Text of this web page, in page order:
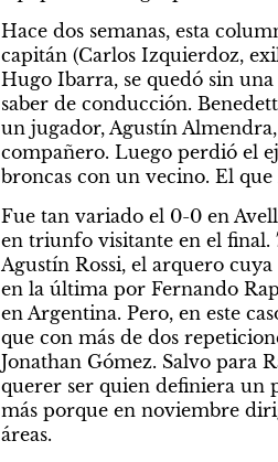
Hace dos semanas, esta
capitán (Carlos Izquierdoz,
Hugo Ibarra, se quedó sin
saber de conducción.
un jugador, Agustín
compañero. Luego perdió el
broncas con un vecino. El
Fue tan variado el 0-0 en
en triunfo visitante en el final.
Agustín Rossi, el arquero
en la última por Fernando
en Argentina. Pero, en este
que con más de dos
Jonathan Gómez. Salvo para
querer ser quien definiera un
más porque en noviembre
áreas.